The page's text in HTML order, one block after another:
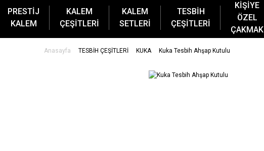
PRESTİJ
KALEM
KALEM
ÇEŞİTLERİ
KALEM
SETLERİ
TESBİH
ÇEŞİTLERİ
KİŞİYE
ÖZEL
ÇAKMAK
Anasayfa TESBİH ÇEŞİTLERİ KUKA Kuka Tesbih Ahşap Kutulu